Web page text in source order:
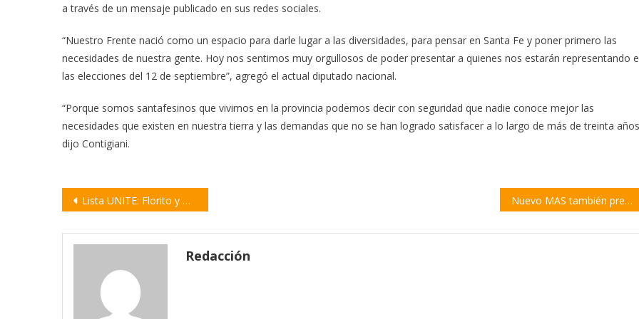
a través de un mensaje publicado en sus redes sociales.
“Nuestro Frente nació como un espacio para darle lugar a las diversidades, para pensar en Santa Fe y poner primero las
necesidades de nuestra gente. Hoy nos sentimos muy orgullosos de poder presentar a quienes nos estarán representando
las elecciones del 12 de septiembre”, agregó el actual diputado nacional.
“Porque somos santafesinos que vivimos en la provincia podemos decir con seguridad que nadie conoce mejor las
necesidades que existen en nuestra tierra y las demandas que no se han logrado satisfacer a lo largo de más de treinta
dijo Contigiani.
Navegación
entradas
Lista UNITE: Florito y Di Biasi son precandidatos a Senadores y “Locomotora” Olivera a Diputados Nuevo MAS también presentó su lista en la provincia de Santa Fe
Redacción